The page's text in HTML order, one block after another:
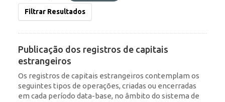
Filtrar Resultados
Publicação dos registros de capitais
estrangeiros
Os registros de capitais estrangeiros contemplam os
seguintes tipos de operações, criadas ou encerradas
em cada período data-base, no âmbito do sistema de